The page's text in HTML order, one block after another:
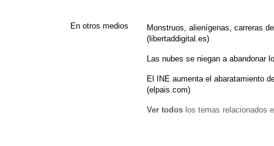
En otros medios
Monstruos, alienígenas, carreras
(libertaddigital.es)
Las nubes se niegan a abandonar
El INE aumenta el abaratamiento
(elpais.com)
Ver todos los temas relacionados